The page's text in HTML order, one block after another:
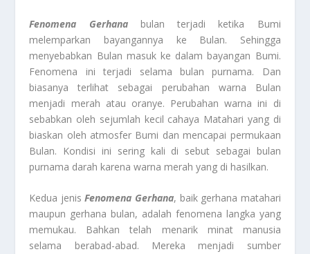
Fenomena Gerhanabulan terjadi ketika Bumi
melemparkan bayangannya ke Bulan. Sehingga
menyebabkan Bulan masuk ke dalam bayangan Bumi.
Fenomena ini terjadi selama bulan purnama. Dan
biasanya terlihat sebagai perubahan warna Bulan
menjadi merah atau oranye. Perubahan warna ini di
sebabkan oleh sejumlah kecil cahaya Matahari yang di
biaskan oleh atmosfer Bumi dan mencapai permukaan
Bulan. Kondisi ini sering kali di sebut sebagai bulan
purnama darah karena warna merah yang di hasilkan.
Kedua jenisFenomena Gerhana, baik gerhana matahari
maupun gerhana bulan, adalah fenomena langka yang
memukau. Bahkan telah menarik minat manusia
selama berabad-abad. Mereka menjadi sumber